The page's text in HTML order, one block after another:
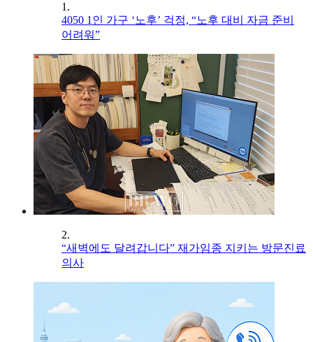
1.
4050 1인 가구 ‘노후’ 걱정, “노후 대비 자금 준비
어려워”
2.
“새벽에도 달려갑니다” 재가임종 지키는 방문진료
의사